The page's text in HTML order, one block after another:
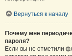
Вернуться к началу
Почему мне
пароля?
Если вы не отметили